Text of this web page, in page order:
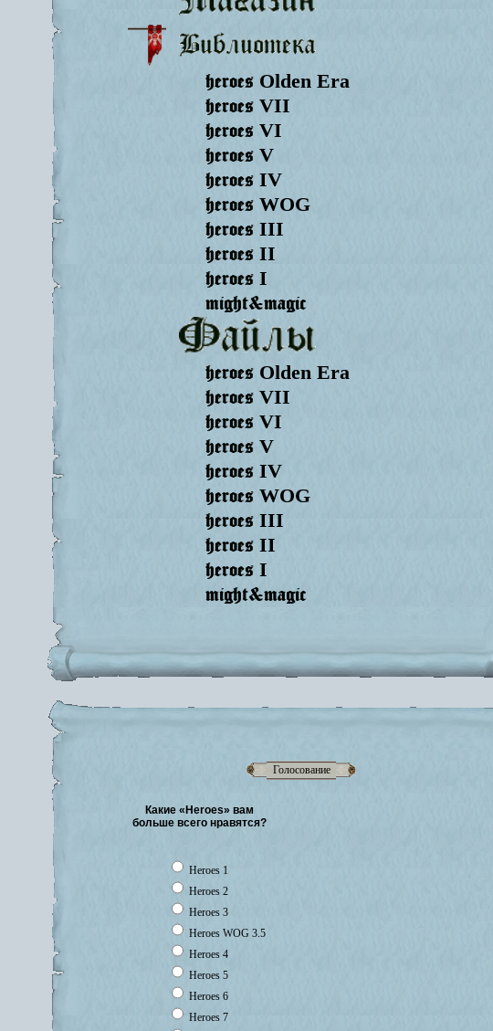
heroes Olden Era
heroes VII
heroes VI
heroes V
heroes IV
heroes WOG
heroes III
heroes II
heroes I
might&magic
heroes Olden Era
heroes VII
heroes VI
heroes V
heroes IV
heroes WOG
heroes III
heroes II
heroes I
might&magic
Голосование
Какие «Heroes» вам
больше всего нравятся?
Heroes 1
Heroes 2
Heroes 3
Heroes WOG 3.5
Heroes 4
Heroes 5
Heroes 6
Heroes 7